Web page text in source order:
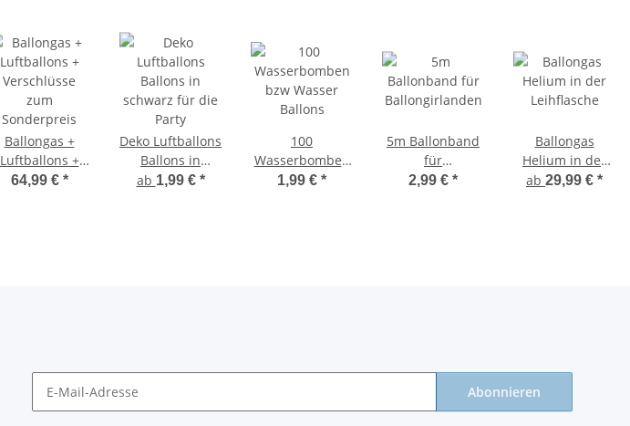
Ballongas +
Luftballons +
Verschlüsse
64,99 € *
Deko Luftballons
Ballons in
schwarz für die
ab 1,99 € *
100
Wasserbomben
bzw Wasser
1,99 € *
5m Ballonband
für
Ballongirlanden
2,99 € *
Ballongas
Helium in der
Leihflasche
ab 29,99 € *
Abonnieren